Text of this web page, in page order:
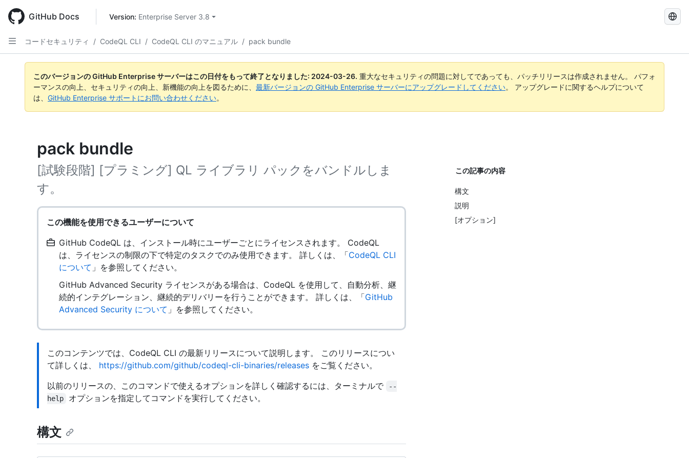
main
content
GitHub Docs Version: Enterprise Server 3.8
GitHub
検
索
コードセキュリティ / CodeQL CLI / CodeQL CLI のマニュアル / pack bundle
このバージョンの GitHub Enterprise サーバーはこの日付をもって終了となりました: 2024-03-26. 重大なセキュリティの問題に対してであっても、パッチリリースは作成されません。 パフォ
ーマンスの向上、セキュリティの向上、新機能の向上を図るために、 最新バージョンの GitHub Enterprise サーバーにアップグレードしてください。 アップグレードに関するヘルプについて
は、 GitHub Enterprise サポートにお問い合わせください。
pack bundle
[試験段階] [プラミング] QL ライブラリ パックをバンドルしま
す。
この機能を使用できるユーザーについて
GitHub CodeQL は、インストール時にユーザーごとにライセンスされます。 CodeQL
は、ライセンスの制限の下で特定のタスクでのみ使用できます。 詳しくは、「CodeQL CLI
について 」を参照してください。
GitHub Advanced Security ライセンスがある場合は、CodeQL を使用して、自動分析、継
続的インテグレーション、継続的デリバリーを行うことができます。 詳しくは、「GitHub
Advanced Security について 」を参照してください。
この記事の内容
構文
説明
[オプション]
このコンテンツでは、CodeQL CLI の最新リリースについて説明します。 このリリースについ
て詳しくは、 https://github.com/github/codeql-cli-binaries/releases をご覧ください。
以前のリリースの、このコマンドで使えるオプションを詳しく確認するには、ターミナルで
--
help
オプションを指定してコマンドを実行してください。
構文